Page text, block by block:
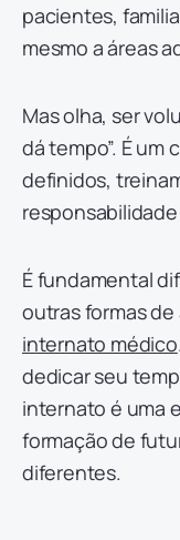
pacientes,
mesmo a áreas
Mas olha, ser
dá tempo”. É um
definidos,
É fundamental
outras formas
internato médico
dedicar seu
internato é uma
formação de
diferentes.